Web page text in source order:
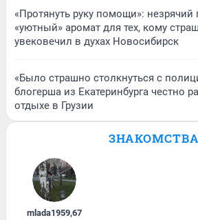
«Протянуть руку помощи»:
«уютный» аромат для тех, кому
увековечил в духах Новосибирск
«Было страшно столкнуться с
блогерша из Екатеринбурга честно
отдыхе в Грузии
ЗНАКОМСТВА
mlada1959,67